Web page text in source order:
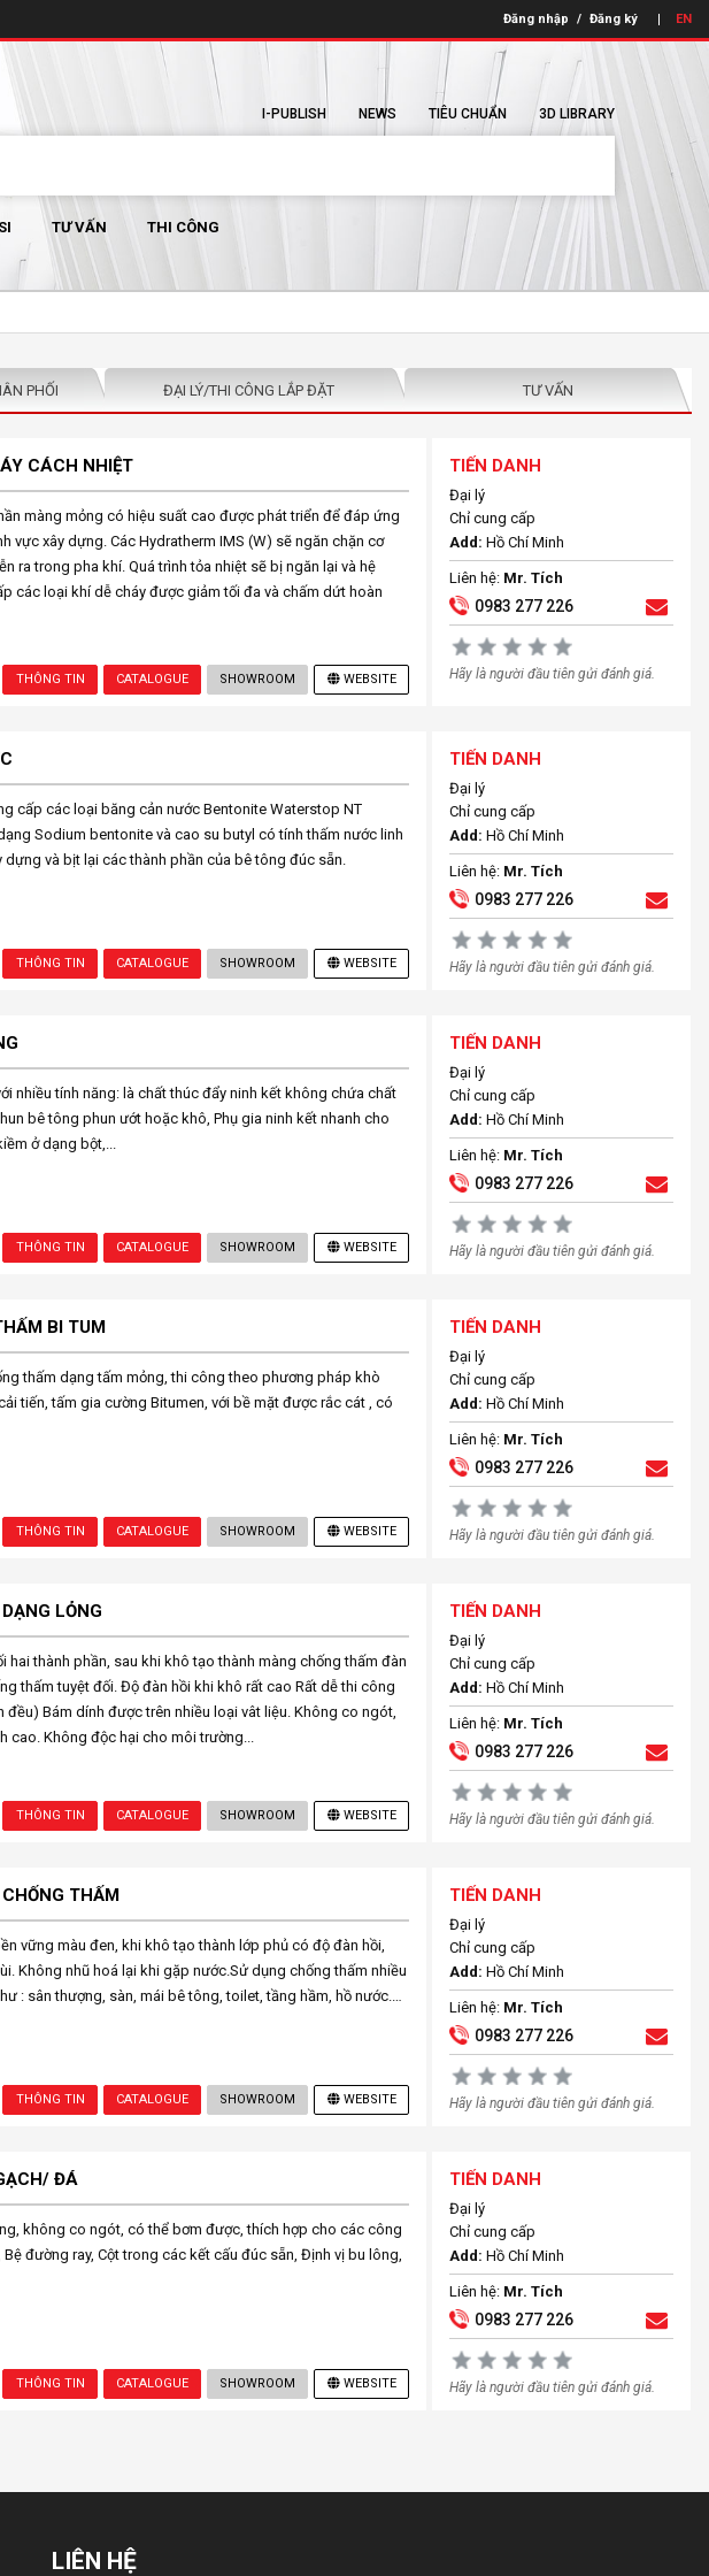
Đăng nhập / Đăng ký EN
I-PUBLISH NEWS TIÊU CHUẨN 3D LIBRARY
TƯ VẤN THI CÔNG
PHỐI ĐẠI LÝ/THI CÔNG LẮP ĐẶT TƯ VẤN
CÁCH NHIỆT
màng mỏng có hiệu suất cao được phát triển để đáp ứng
vực xây dựng. Các Hydratherm IMS (W) sẽ ngăn chặn cơ
ra trong pha khí. Quá trình tỏa nhiệt sẽ bị ngăn lại và hệ
các loại khí dễ cháy được giảm tối đa và chấm dứt hoàn
THÔNG TIN CATALOGUE SHOWROOM WEBSITE
TIẾN DANH
Đại lý
Chỉ cung cấp
Add: Hồ Chí Minh
Liên hệ: Mr. Tích
0983 277 226
Hãy là người đầu tiên gửi đánh giá.
cấp các loại băng cản nước Bentonite Waterstop NT
Sodium bentonite và cao su butyl có tính thấm nước linh
dựng và bịt lại các thành phần của bê tông đúc sẵn.
THÔNG TIN CATALOGUE SHOWROOM WEBSITE
TIẾN DANH
Đại lý
Chỉ cung cấp
Add: Hồ Chí Minh
Liên hệ: Mr. Tích
0983 277 226
Hãy là người đầu tiên gửi đánh giá.
nhiều tính năng: là chất thúc đẩy ninh kết không chứa chất
bê tông phun ướt hoặc khô, Phụ gia ninh kết nhanh cho
ở dạng bột,...
THÔNG TIN CATALOGUE SHOWROOM WEBSITE
TIẾN DANH
Đại lý
Chỉ cung cấp
Add: Hồ Chí Minh
Liên hệ: Mr. Tích
0983 277 226
Hãy là người đầu tiên gửi đánh giá.
BI TUM
thấm dạng tấm mỏng, thi công theo phương pháp khò
tiến, tấm gia cường Bitumen, với bề mặt được rắc cát , có
THÔNG TIN CATALOGUE SHOWROOM WEBSITE
TIẾN DANH
Đại lý
Chỉ cung cấp
Add: Hồ Chí Minh
Liên hệ: Mr. Tích
0983 277 226
Hãy là người đầu tiên gửi đánh giá.
LỎNG
hai thành phần, sau khi khô tạo thành màng chống thấm đàn
thấm tuyệt đối. Độ đàn hồi khi khô rất cao Rất dễ thi công
đều) Bám dính được trên nhiều loại vât liệu. Không co ngót,
cao. Không độc hại cho môi trường...
THÔNG TIN CATALOGUE SHOWROOM WEBSITE
TIẾN DANH
Đại lý
Chỉ cung cấp
Add: Hồ Chí Minh
Liên hệ: Mr. Tích
0983 277 226
Hãy là người đầu tiên gửi đánh giá.
THẤM
vững màu đen, khi khô tạo thành lớp phủ có độ đàn hồi,
Không nhũ hoá lại khi gặp nước.Sử dụng chống thấm nhiều
: sân thượng, sàn, mái bê tông, toilet, tầng hầm, hồ nước.…
THÔNG TIN CATALOGUE SHOWROOM WEBSITE
TIẾN DANH
Đại lý
Chỉ cung cấp
Add: Hồ Chí Minh
Liên hệ: Mr. Tích
0983 277 226
Hãy là người đầu tiên gửi đánh giá.
ĐÁ
không co ngót, có thể bơm được, thích hợp cho các công
đường ray, Cột trong các kết cấu đúc sẵn, Định vị bu lông,
THÔNG TIN CATALOGUE SHOWROOM WEBSITE
TIẾN DANH
Đại lý
Chỉ cung cấp
Add: Hồ Chí Minh
Liên hệ: Mr. Tích
0983 277 226
Hãy là người đầu tiên gửi đánh giá.
LIÊN HỆ